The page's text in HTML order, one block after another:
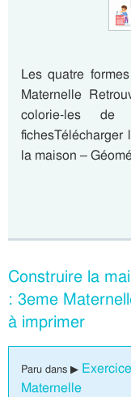
Les quatre
Maternelle
colorie-les
fichesTélécharger
la maison –
Construire la
: 3eme
à imprimer
Paru dans ▶
Maternelle